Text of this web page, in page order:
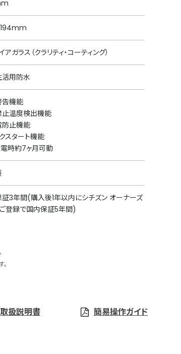
アガラス（クラリティ・コーティング）
活用防水
機能
温度検出機能
止機能
スタート機能
時約7ヶ月可動
3年間(購入後1年以内にシチズン オーナーズ
登録で国内保証5年間)
取扱説明書 簡易操作ガイド